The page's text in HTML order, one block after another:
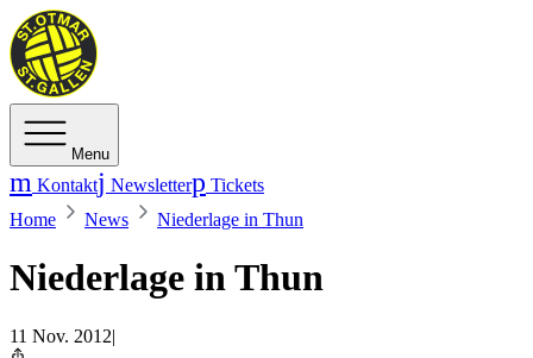
Menu
Kontakt Newsletter
Tickets
Home
News Niederlage in Thun
Niederlage in Thun
11 Nov. 2012|